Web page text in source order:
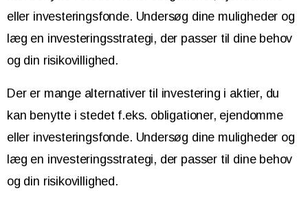
eller investeringsfonde. Undersøg dine muligheder og
læg en investeringsstrategi, der passer til dine behov
og din risikovillighed.
Der er mange alternativer til investering i aktier, du
kan benytte i stedet f.eks. obligationer, ejendomme
eller investeringsfonde. Undersøg dine muligheder og
læg en investeringsstrategi, der passer til dine behov
og din risikovillighed.